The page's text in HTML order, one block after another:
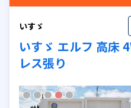
いすゞ
いすゞ エルフ 高床
レス張り